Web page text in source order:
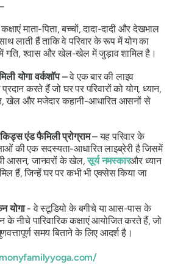
माता-पिता, बच्चों, दादा-दादी और देखभाल
लाती हैं ताकि वे परिवार के रूप में योग का
श्वास और खेल-खेल में जुड़ाव शामिल है।
योगा वर्कशॉप –वे एक बार की लाइव
करते हैं जो घर पर परिवारों को योग, ध्यान,
खेल और मजेदार कहानी-आधारित आसनों से
एंड फैमिली प्रोग्राम –यह परिवार के
की एक सदस्यता-आधारित लाइब्रेरी है जिसमें
आसन, जानवरों के खेल,सूर्य नमस्कारऔर ध्यान
हैं, जिन्हें घर पर कभी भी एक्सेस किया जा
योगा -वे स्टूडियो के बगीचे या आस-पास के
के नीचे पारिवारिक कक्षाएं आयोजित करते हैं, जो
समय बिताने के लिए आदर्श है।